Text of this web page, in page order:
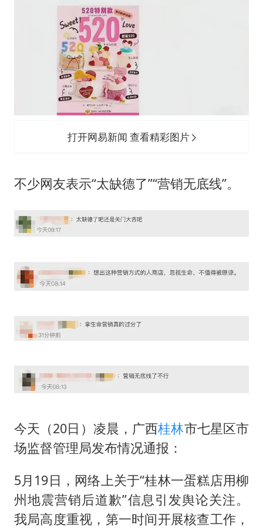
打开网易新闻 查看精彩图片
不少网友表示“太缺德了”“营销无底线”。
今天（20日）凌晨，广西桂林市七星区市
场监督管理局发布情况通报：
5月19日，网络上关于“桂林一蛋糕店用柳
州地震营销后道歉”信息引发舆论关注。
我局高度重视，第一时间开展核查工作，